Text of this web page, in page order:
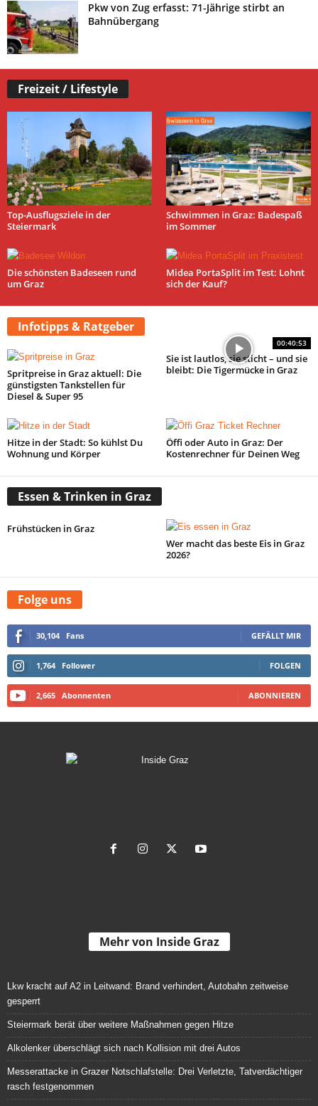
Pkw von Zug erfasst: 71-Jährige stirbt an
Bahnübergang
Freizeit / Lifestyle
Top-Ausflugsziele in der
Steiermark
Schwimmen in Graz: Badespaß
im Sommer
Die schönsten Badeseen rund
um Graz
Midea PortaSplit im Test: Lohnt
sich der Kauf?
Infotipps & Ratgeber
Spritpreise in Graz aktuell: Die
günstigsten Tankstellen für
Diesel & Super 95
00:40:53
Sie ist lautlos, sie sticht – und sie
bleibt: Die Tigermücke in Graz
Hitze in der Stadt: So kühlst Du
Wohnung und Körper
Öffi oder Auto in Graz: Der
Kostenrechner für Deinen Weg
Essen & Trinken in Graz
Frühstücken in Graz
Wer macht das beste Eis in Graz
2026?
Folge uns
30,104 Fans GEFÄLLT MIR
1,764 Follower FOLGEN
2,665 Abonnenten ABONNIEREN
Mehr von Inside Graz
Lkw kracht auf A2 in Leitwand: Brand verhindert, Autobahn zeitweise
gesperrt
Steiermark berät über weitere Maßnahmen gegen Hitze
Alkolenker überschlägt sich nach Kollision mit drei Autos
Messerattacke in Grazer Notschlafstelle: Drei Verletzte, Tatverdächtiger
rasch festgenommen